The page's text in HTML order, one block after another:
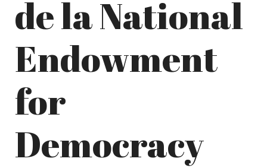
de la National
Endowment
for
Democracy